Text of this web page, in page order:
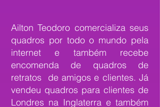
Ailton Teodoro comercializa seus
quadros por todo o mundo pela
internet e também recebe
encomenda de quadros de
retratos de amigos e clientes. Já
vendeu quadros para clientes de
Londres na Inglaterra e também